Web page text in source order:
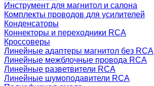
Инструмент для магнитол и салона
Комплекты проводов для усилителей
Конденсаторы
Коннекторы и переходники RCA
Кроссоверы
Линейные адаптеры магнитол без RCA
Линейные межблочные провода RCA
Линейные разветвители RCA
Линейные шумоподавители RCA